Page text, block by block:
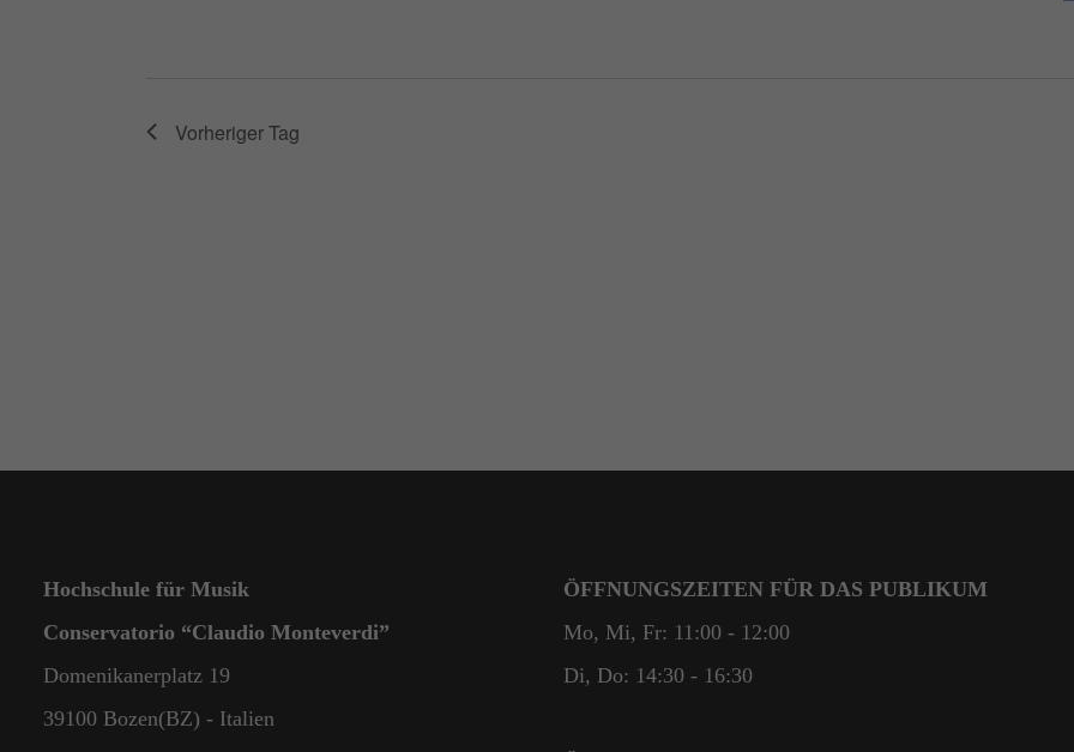
Vorheriger Tag
Hochschule für Musik
Conservatorio “Claudio Monteverdi”
Domenikanerplatz 19
39100 Bozen(BZ) - Italien
ÖFFNUNGSZEITEN FÜR DAS PUBLIKUM
Mo, Mi, Fr: 11:00 - 12:00
Di, Do: 14:30 - 16:30